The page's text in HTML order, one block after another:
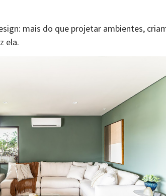
mais do que projetar ambientes,
ela.